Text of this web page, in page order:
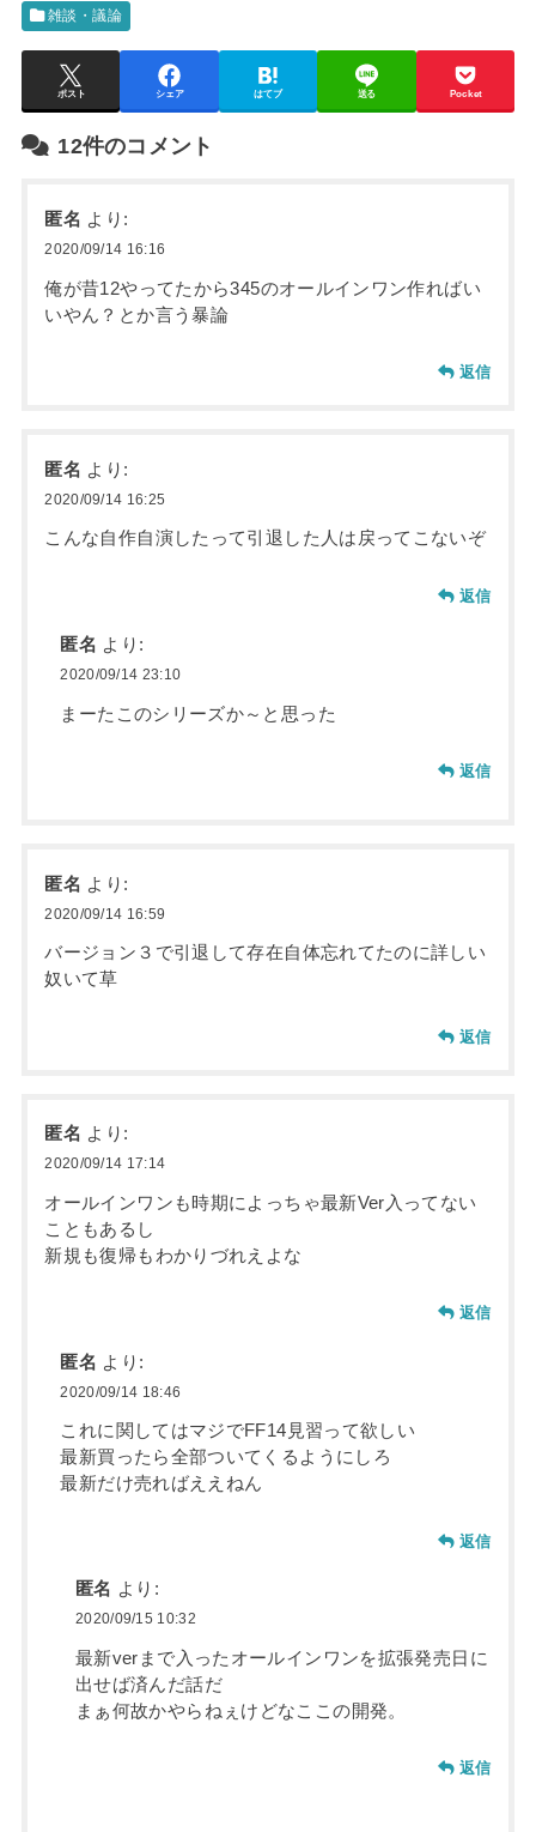
雑談・議論
ポスト シェア はてブ 送る Pocket
12件のコメント
匿名 より:
2020/09/14 16:16
俺が昔12やってたから345のオールインワン作ればい
いやん？とか言う暴論
返信
匿名 より:
2020/09/14 16:25
こんな自作自演したって引退した人は戻ってこないぞ
返信
匿名 より:
2020/09/14 23:10
まーたこのシリーズか～と思った
返信
匿名 より:
2020/09/14 16:59
バージョン３で引退して存在自体忘れてたのに詳しい
奴いて草
返信
匿名 より:
2020/09/14 17:14
オールインワンも時期によっちゃ最新Ver入ってない
こともあるし
新規も復帰もわかりづれえよな
返信
匿名 より:
2020/09/14 18:46
これに関してはマジでFF14見習って欲しい
最新買ったら全部ついてくるようにしろ
最新だけ売ればええねん
返信
匿名 より:
2020/09/15 10:32
最新verまで入ったオールインワンを拡張発売日に
出せば済んだ話だ
まぁ何故かやらねぇけどなここの開発。
返信